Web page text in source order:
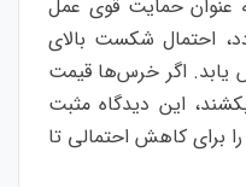
عنوان حمایت قوی عمل
احتمال شکست بالای
یابد. اگر خرس‌ها قیمت
این دیدگاه مثبت
برای کاهش احتمالی تا